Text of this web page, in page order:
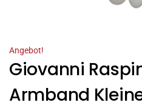
Angebot!
Giovanni
Armband